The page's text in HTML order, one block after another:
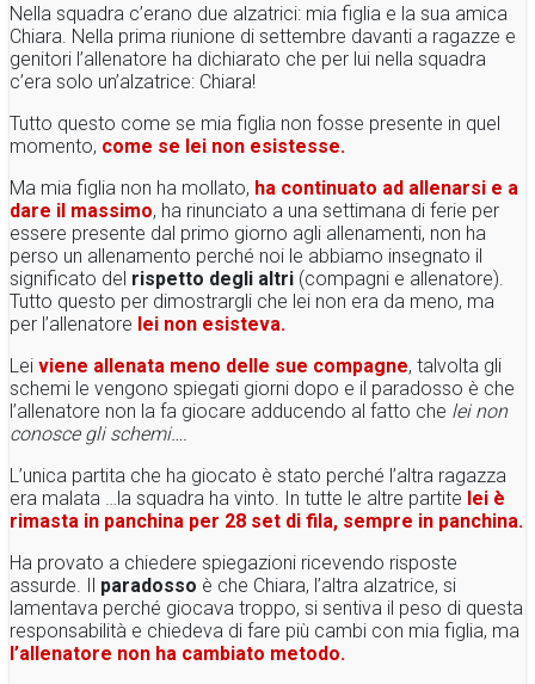
Nella squadra c’erano due alzatrici: mia figlia e la sua amica
Chiara. Nella prima riunione di settembre davanti a ragazze e
genitori l’allenatore ha dichiarato che per lui nella squadra
c’era solo un’alzatrice: Chiara!
Tutto questo come se mia figlia non fosse presente in quel
momento, come se lei non esistesse.
Ma mia figlia non ha mollato, ha continuato ad allenarsi e a
dare il massimo, ha rinunciato a una settimana di ferie per
essere presente dal primo giorno agli allenamenti, non ha
perso un allenamento perché noi le abbiamo insegnato il
significato del rispetto degli altri (compagni e allenatore).
Tutto questo per dimostrargli che lei non era da meno, ma
per l’allenatore lei non esisteva.
Lei viene allenata meno delle sue compagne, talvolta gli
schemi le vengono spiegati giorni dopo e il paradosso è che
l’allenatore non la fa giocare adducendo al fatto che lei non
conosce gli schemi….
L’unica partita che ha giocato è stato perché l’altra ragazza
era malata …la squadra ha vinto. In tutte le altre partite lei è
rimasta in panchina per 28 set di fila, sempre in panchina.
Ha provato a chiedere spiegazioni ricevendo risposte
assurde. Il paradosso è che Chiara, l’altra alzatrice, si
lamentava perché giocava troppo, si sentiva il peso di questa
responsabilità e chiedeva di fare più cambi con mia figlia, ma
l’allenatore non ha cambiato metodo.